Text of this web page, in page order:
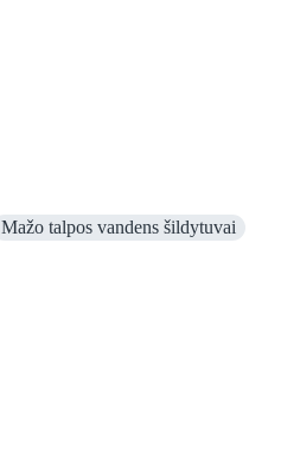
Mažo talpos vandens šildytuvai